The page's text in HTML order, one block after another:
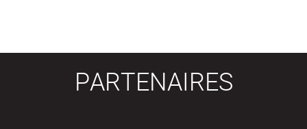
PARTENAIRES